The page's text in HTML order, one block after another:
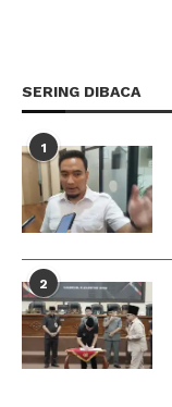
SERING DIBACA
1
2